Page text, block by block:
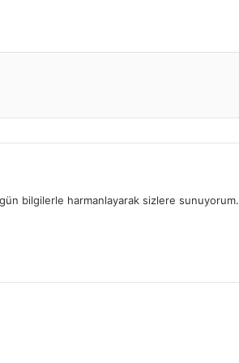
bilgilerle harmanlayarak sizlere sunuyorum.